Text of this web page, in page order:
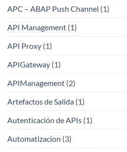
APC – ABAP Push Channel (1)
API Management (1)
API Proxy (1)
APIGateway (1)
APIManagement (2)
Artefactos de Salida (1)
Autenticación de APIs (1)
Automatizacion (3)